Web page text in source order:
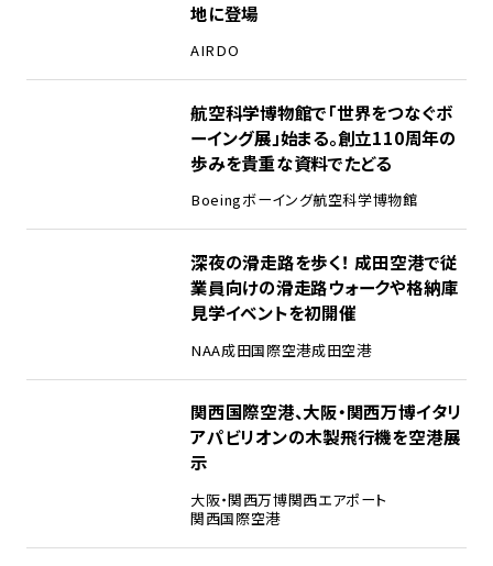
地に登場
AIRDO
航空科学博物館で「世界をつなぐボ
ーイング展」始まる。創立110周年の
歩みを貴重な資料でたどる
Boeingボーイング航空科学博物館
深夜の滑走路を歩く！ 成田空港で従
業員向けの滑走路ウォークや格納庫
見学イベントを初開催
NAA成田国際空港成田空港
関西国際空港、大阪・関西万博イタリ
アパビリオンの木製飛行機を空港展
示
大阪・関西万博関西エアポート
関西国際空港